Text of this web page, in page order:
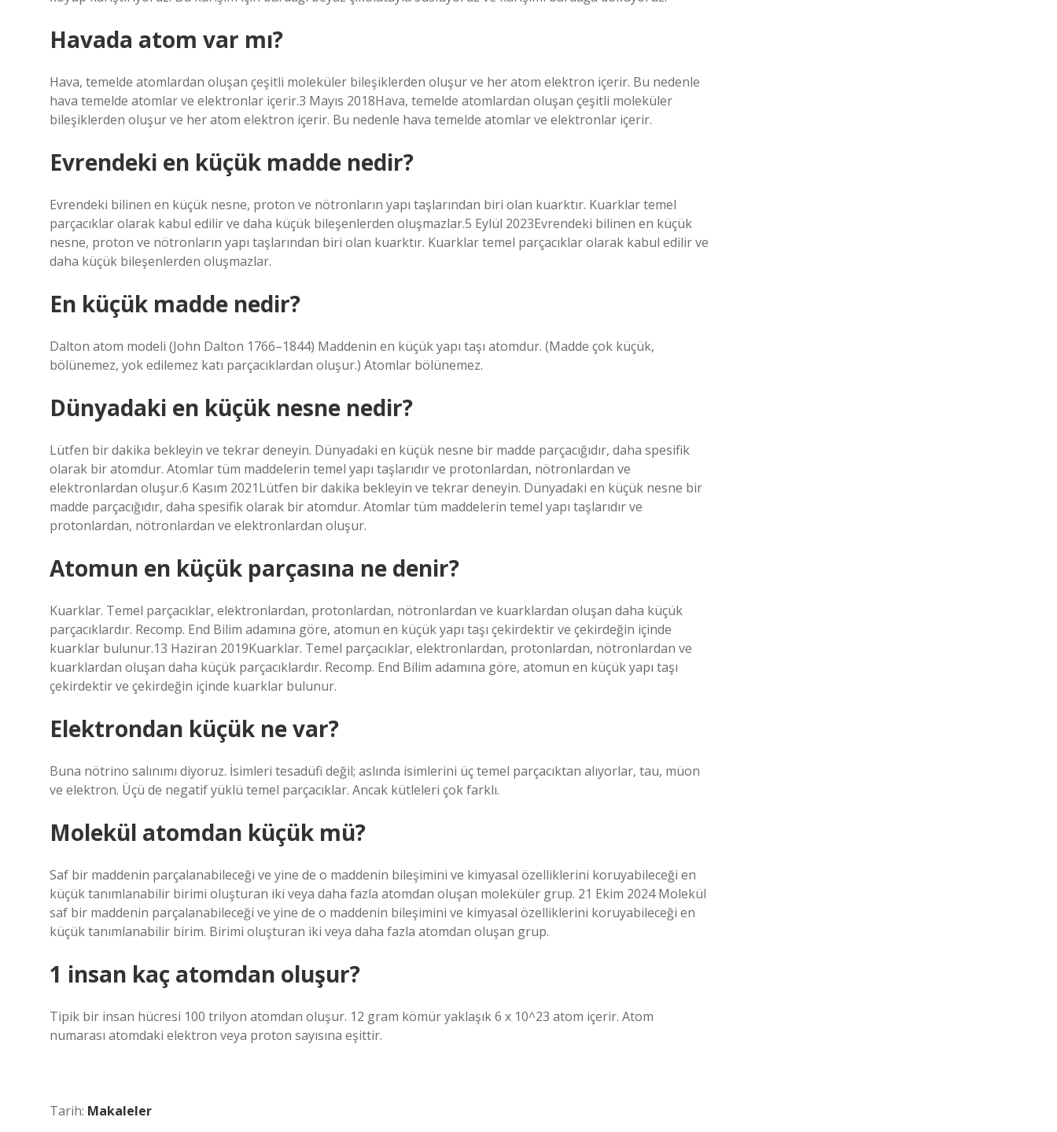
Havada atom var mı?
Hava, temelde atomlardan oluşan çeşitli moleküler bileşiklerden oluşur ve her atom elektron içerir. Bu nedenle
hava temelde atomlar ve elektronlar içerir.3 Mayıs 2018Hava, temelde atomlardan oluşan çeşitli moleküler
bileşiklerden oluşur ve her atom elektron içerir. Bu nedenle hava temelde atomlar ve elektronlar içerir.
Evrendeki en küçük madde nedir?
Evrendeki bilinen en küçük nesne, proton ve nötronların yapı taşlarından biri olan kuarktır. Kuarklar temel
parçacıklar olarak kabul edilir ve daha küçük bileşenlerden oluşmazlar.5 Eylül 2023Evrendeki bilinen en küçük
nesne, proton ve nötronların yapı taşlarından biri olan kuarktır. Kuarklar temel parçacıklar olarak kabul edilir ve
daha küçük bileşenlerden oluşmazlar.
En küçük madde nedir?
Dalton atom modeli (John Dalton 1766–1844) Maddenin en küçük yapı taşı atomdur. (Madde çok küçük,
bölünemez, yok edilemez katı parçacıklardan oluşur.) Atomlar bölünemez.
Dünyadaki en küçük nesne nedir?
Lütfen bir dakika bekleyin ve tekrar deneyin. Dünyadaki en küçük nesne bir madde parçacığıdır, daha spesifik
olarak bir atomdur. Atomlar tüm maddelerin temel yapı taşlarıdır ve protonlardan, nötronlardan ve
elektronlardan oluşur.6 Kasım 2021Lütfen bir dakika bekleyin ve tekrar deneyin. Dünyadaki en küçük nesne bir
madde parçacığıdır, daha spesifik olarak bir atomdur. Atomlar tüm maddelerin temel yapı taşlarıdır ve
protonlardan, nötronlardan ve elektronlardan oluşur.
Atomun en küçük parçasına ne denir?
Kuarklar. Temel parçacıklar, elektronlardan, protonlardan, nötronlardan ve kuarklardan oluşan daha küçük
parçacıklardır. Recomp. End Bilim adamına göre, atomun en küçük yapı taşı çekirdektir ve çekirdeğin içinde
kuarklar bulunur.13 Haziran 2019Kuarklar. Temel parçacıklar, elektronlardan, protonlardan, nötronlardan ve
kuarklardan oluşan daha küçük parçacıklardır. Recomp. End Bilim adamına göre, atomun en küçük yapı taşı
çekirdektir ve çekirdeğin içinde kuarklar bulunur.
Elektrondan küçük ne var?
Buna nötrino salınımı diyoruz. İsimleri tesadüfi değil; aslında isimlerini üç temel parçacıktan alıyorlar, tau, müon
ve elektron. Üçü de negatif yüklü temel parçacıklar. Ancak kütleleri çok farklı.
Molekül atomdan küçük mü?
Saf bir maddenin parçalanabileceği ve yine de o maddenin bileşimini ve kimyasal özelliklerini koruyabileceği en
küçük tanımlanabilir birimi oluşturan iki veya daha fazla atomdan oluşan moleküler grup. 21 Ekim 2024 Molekül
saf bir maddenin parçalanabileceği ve yine de o maddenin bileşimini ve kimyasal özelliklerini koruyabileceği en
küçük tanımlanabilir birim. Birimi oluşturan iki veya daha fazla atomdan oluşan grup.
1 insan kaç atomdan oluşur?
Tipik bir insan hücresi 100 trilyon atomdan oluşur. 12 gram kömür yaklaşık 6 x 10^23 atom içerir. Atom
numarası atomdaki elektron veya proton sayısına eşittir.
Tarih: Makaleler